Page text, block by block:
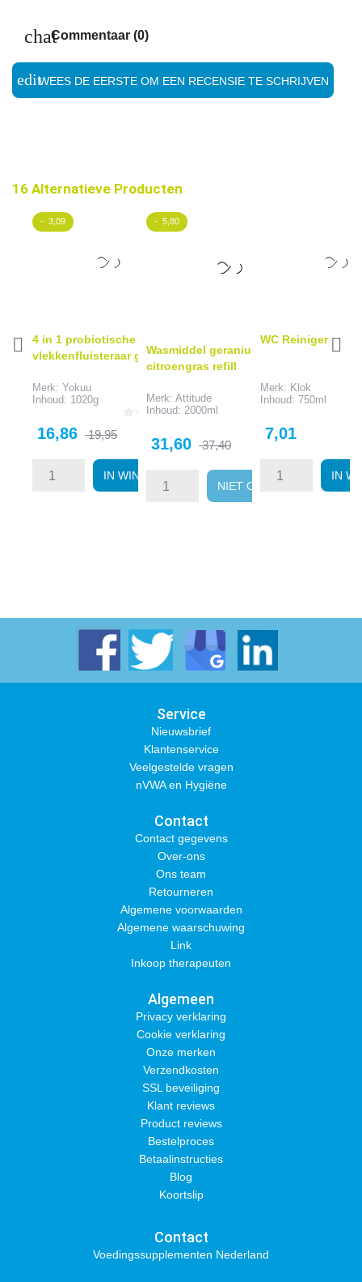
chatCommentaar (0)
editWEES DE EERSTE OM EEN RECENSIE TE SCHRIJVEN
16 Alternatieve Producten
4 in 1 probiotische
vlekkenfluisteraar gekl was
Merk: Yokuu
Inhoud: 1020g
Prijs
16,86 Normale
19,95
IN WINKELWAGEN
- 3,09
Wasmiddel geranium &
citroengras refill
Merk: Attitude
Inhoud: 2000ml
Prijs
31,60 Normale
37,40
NIET OP VOORRAAD
- 5,80
WC Reiniger
Merk: Klok
Inhoud: 750ml
Prijs
7,01
IN
 
Service
Nieuwsbrief
Klantenservice
Veelgestelde vragen
nVWA en Hygiëne
Contact
Contact gegevens
Over-ons
Ons team
Retourneren
Algemene voorwaarden
Algemene waarschuwing
Link
Inkoop therapeuten
Algemeen
Privacy verklaring
Cookie verklaring
Onze merken
Verzendkosten
SSL beveiliging
Klant reviews
Product reviews
Bestelproces
Betaalinstructies
Blog
Koortslip
Contact
Voedingssupplementen Nederland